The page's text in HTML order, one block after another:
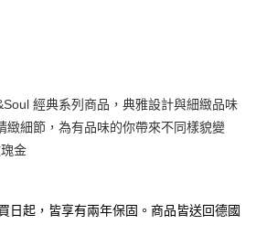
經典系列商品，典雅設計與細緻品味
緻細節，為有品味的你帶來不同樣貌變
金
日起，皆享有兩年保固。商品皆送回德國